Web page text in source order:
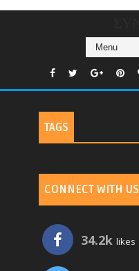
TAGS
CONNECT WITH US
34.2k likes